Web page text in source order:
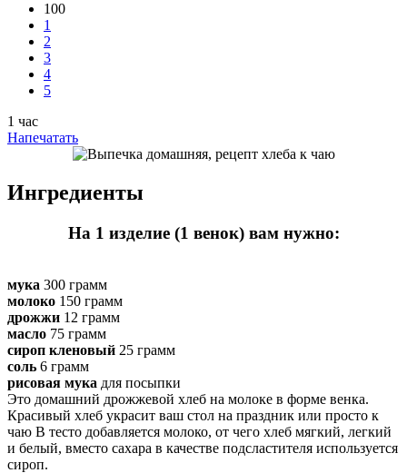
100
1
2
3
4
5
1 час
Напечатать
Ингредиенты
На 1 изделие (1 венок) вам нужно:
мука 300 грамм
молоко 150 грамм
дрожжи 12 грамм
масло 75 грамм
сироп кленовый 25 грамм
соль 6 грамм
рисовая мука для посыпки
Это домашний дрожжевой хлеб на молоке в форме венка.
Красивый хлеб украсит ваш стол на праздник или просто к
чаю В тесто добавляется молоко, от чего хлеб мягкий, легкий
и белый, вместо сахара в качестве подсластителя используется
сироп.